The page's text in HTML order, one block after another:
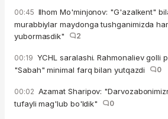
00:45 Ilhom Mo'minjonov: "G'azalkent"
murabbiylar maydonga tushganimizda
yubormasdik"
2
00:19 YCHL saralashi. Rahmonaliev golli
"Sabah" minimal farq bilan yutqazdi
0
00:02 Azamat Sharipov:
tufayli mag'lub bo'ldik"
0